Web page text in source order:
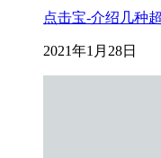
点击宝-介绍几种
2021年1月28日